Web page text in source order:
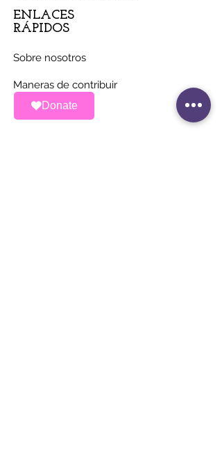
Donate
ENLACES
RÁPIDOS
Sobre nosotros
Maneras de contribuir
Noticias